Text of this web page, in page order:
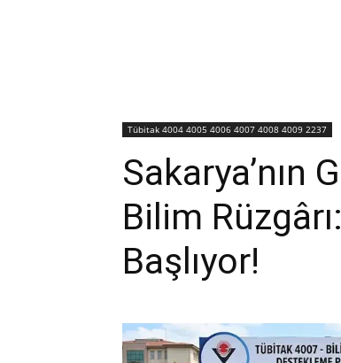
Tübitak 4004 4005 4006 4007 4008 4009 2237
Sakarya’nın
Bilim
Başlıyor!